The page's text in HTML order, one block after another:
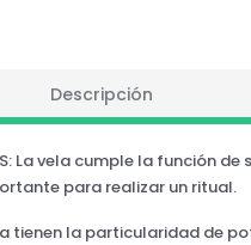
Descripción
La vela cumple la función de
para realizar un ritual.
tienen la particularidad de